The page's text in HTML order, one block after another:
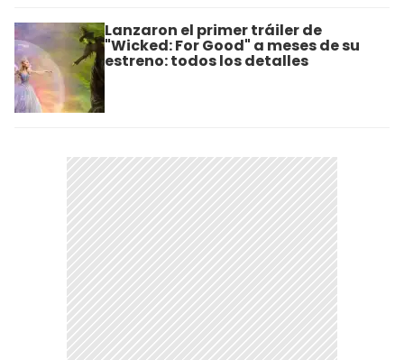
Lanzaron el primer tráiler de
"Wicked: For Good" a meses de su
estreno: todos los detalles